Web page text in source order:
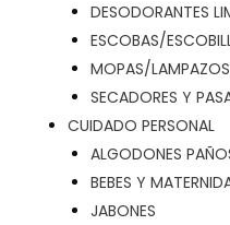
DESODORANTES
ESCOBAS/
MOPAS/LAMPAZOS
SECADORES Y
CUIDADO PERSONAL
ALGODONES
BEBES Y
JABONES